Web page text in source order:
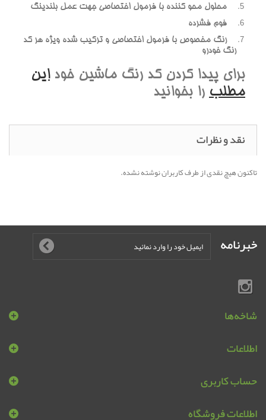
محلول محو کننده با فرمول اختصاصي جهت عمل بلندينگ
فوم فشرده
رنگ مخصوص با فرمول اختصاصي و ترکيب شده ويژه هر کد
رنگ خودرو
براي پيدا کردن کد رنگ ماشين خوداين
مطلب را بخوانيد
نقد و نظرات
تاکنون هیچ نقدی از طرف کاربران نوشته نشده.
خبرنامه
شاخه‌ها
اطلاعات
حساب کاربری
اطلاعات فروشگاه